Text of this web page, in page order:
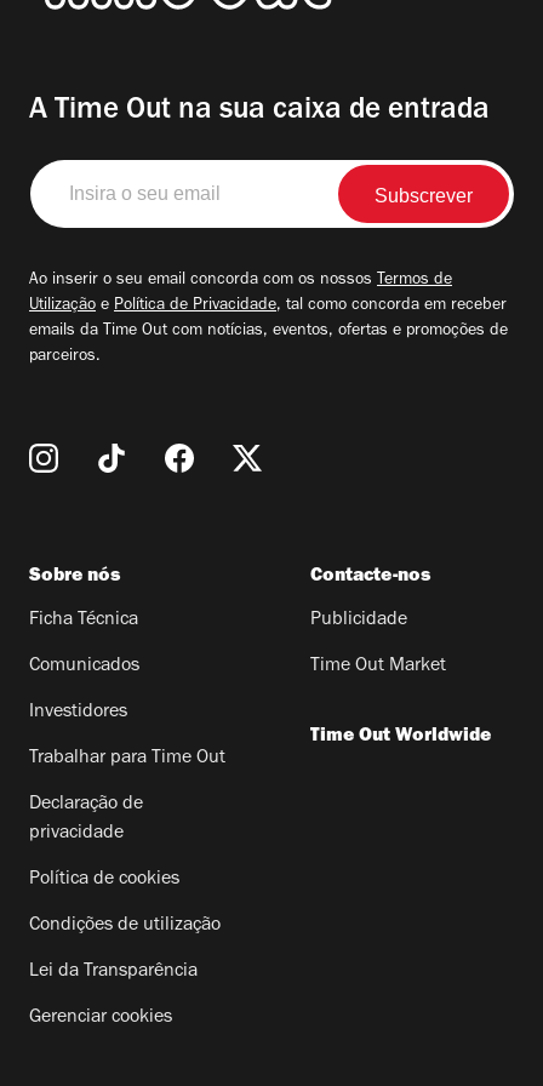
A Time Out na sua caixa de entrada
Insira
o
seu
Ao inserir o seu email concorda com os nossos Termos de
Utilização e Política de Privacidade, tal como concorda em receber
emails da Time Out com notícias, eventos, ofertas e promoções de
parceiros.
Sobre nós
Ficha Técnica
Comunicados
Investidores
Trabalhar para Time Out
Declaração de
privacidade
Política de cookies
Condições de utilização
Lei da Transparência
Gerenciar cookies
Contacte-nos
Publicidade
Time Out Market
Time Out Worldwide